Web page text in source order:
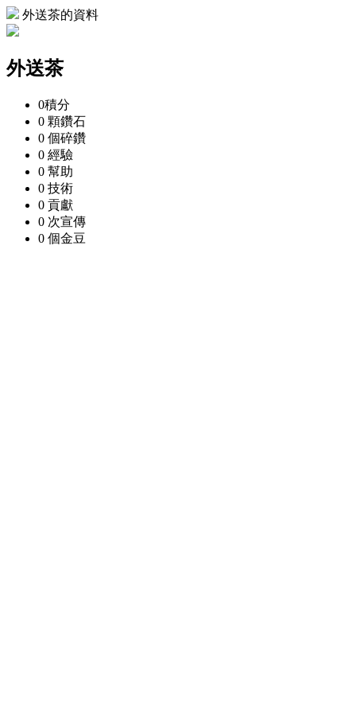
外送茶的資料
外送茶
0積分
0 顆鑽石
0 個碎鑽
0 經驗
0 幫助
0 技術
0 貢獻
0 次宣傳
0 個金豆